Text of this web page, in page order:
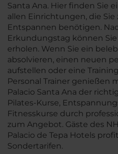
Santa Ana. Hier finden Sie
allen Einrichtungen, die
Entspannen benötigen.
Erkundungstag können
erholen. Wenn Sie ein
absolvieren, einen neuen
aufstellen oder eine
Personal Trainer genießen
Palacio Santa Ana der
Pilates-Kurse,
Fitnesskurse durch
zum Angebot. Gäste des
Palacio de Tepa Hotels
Sondertarifen.